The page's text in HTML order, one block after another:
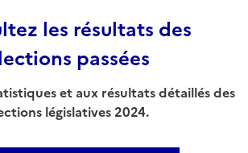
les résultats des
passées
et aux résultats détaillés des
législatives 2024.